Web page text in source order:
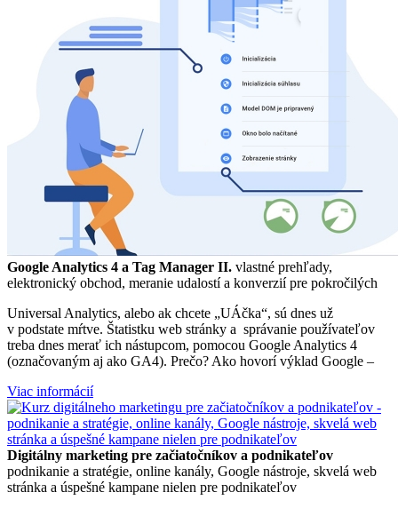
Google Analytics 4 a Tag Manager II. vlastné prehľady,
elektronický obchod, meranie udalostí a konverzií pre pokročilých
Universal Analytics, alebo ak chcete „UÁčka“, sú dnes už
v podstate mŕtve. Štatistku web stránky a správanie používateľov
treba dnes merať ich nástupcom, pomocou Google Analytics 4
(označovaným aj ako GA4). Prečo? Ako hovorí výklad Google –
Viac informácií
Digitálny marketing pre začiatočníkov a podnikateľov
podnikanie a stratégie, online kanály, Google nástroje, skvelá web
stránka a úspešné kampane nielen pre podnikateľov